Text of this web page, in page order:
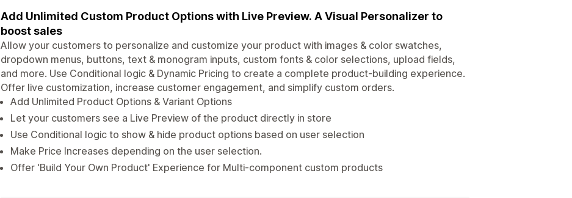
Add Unlimited Custom Product Options with Live Preview. A Visual Personalizer to
boost sales
Allow your customers to personalize and customize your product with images & color swatches,
dropdown menus, buttons, text & monogram inputs, custom fonts & color selections, upload fields,
and more. Use Conditional logic & Dynamic Pricing to create a complete product-building experience.
Offer live customization, increase customer engagement, and simplify custom orders.
Add Unlimited Product Options & Variant Options
Let your customers see a Live Preview of the product directly in store
Use Conditional logic to show & hide product options based on user selection
Make Price Increases depending on the user selection.
Offer 'Build Your Own Product' Experience for Multi-component custom products